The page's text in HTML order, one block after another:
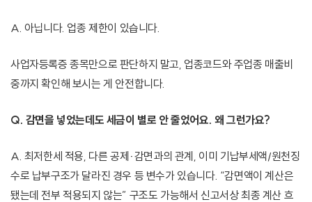
A. 아닙니다. 업종 제한이 있습니다.
사업자등록증 종목만으로 판단하지 말고, 업종코드와 주업종 매출비
중까지 확인해 보시는 게 안전합니다.
Q. 감면을 넣었는데도 세금이 별로 안 줄었어요. 왜 그런가요?
A. 최저한세 적용, 다른 공제·감면과의 관계, 이미 기납부세액/원천징
수로 납부구조가 달라진 경우 등 변수가 있습니다. “감면액이 계산은
됐는데 전부 적용되지 않는” 구조도 가능해서 신고서상 최종 계산 흐